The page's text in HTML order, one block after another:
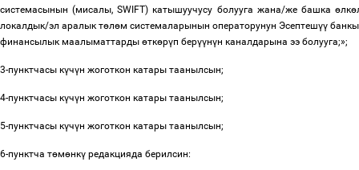
системасынын (мисалы, SWIFT) катышуучусу болууга жана/же башка өлкө
локалдык/эл аралык төлөм системаларынын операторунун Эсептешүү
финансылык маалыматтарды өткөрүп берүүнүн каналдарына ээ болууга;»;
3-пунктчасы күчүн жоготкон катары таанылсын;
4-пунктчасы күчүн жоготкон катары таанылсын;
5-пунктчасы күчүн жоготкон катары таанылсын;
6-пунктча төмөнкү редакцияда берилсин: